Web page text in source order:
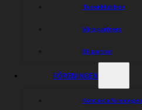
Tusenklubben
Våra partners
Bli partner
FÖRENINGEN
Kontakta föreningen